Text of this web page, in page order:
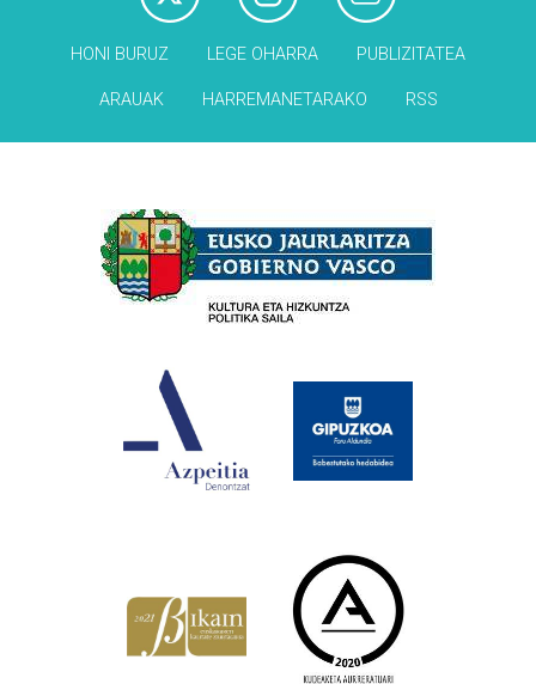
HONI BURUZ LEGE OHARRA PUBLIZITATEA
ARAUAK HARREMANETARAKO RSS